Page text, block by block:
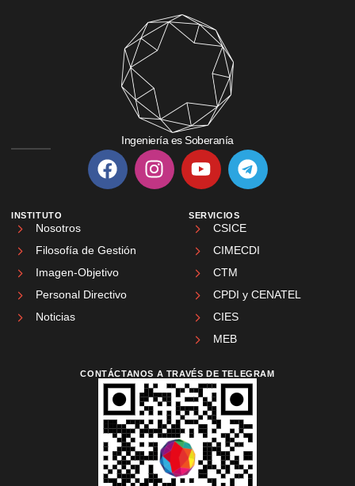
Ingeniería es Soberanía
INSTITUTO
Nosotros
Filosofía de Gestión
Imagen-Objetivo
Personal Directivo
Noticias
SERVICIOS
CSICE
CIMECDI
CTM
CPDI y CENATEL
CIES
MEB
CONTÁCTANOS A TRAVÉS DE TELEGRAM